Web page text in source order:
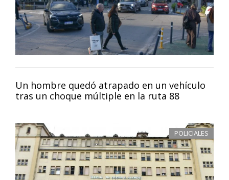
Un hombre quedó atrapado en un vehículo
tras un choque múltiple en la ruta 88
POLICIALES